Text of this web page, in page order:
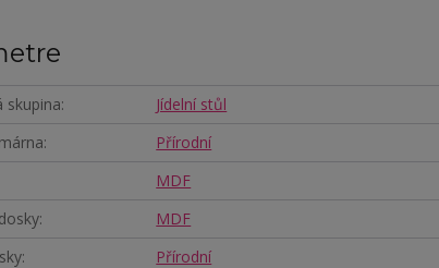
skupina
Jídelní stůl
Přírodní
MDF
MDF
Přírodní